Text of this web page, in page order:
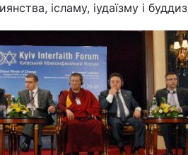
ісламу, іудаїзму і